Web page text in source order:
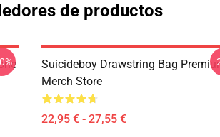
de productos
Suicideboy Drawstring Bag
Merch Store
22,95 € - 27,55 €
-